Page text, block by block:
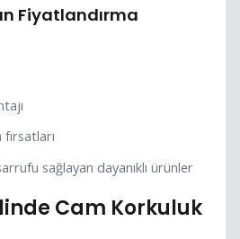
Fiyatlandırma
sağlayan dayanıklı ürünler
Cam Korkuluk